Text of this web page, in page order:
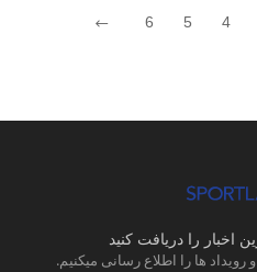
4
5
6
اخبار را دریافت کنید
رویداد ها را اطلاع رسانی میکنیم.